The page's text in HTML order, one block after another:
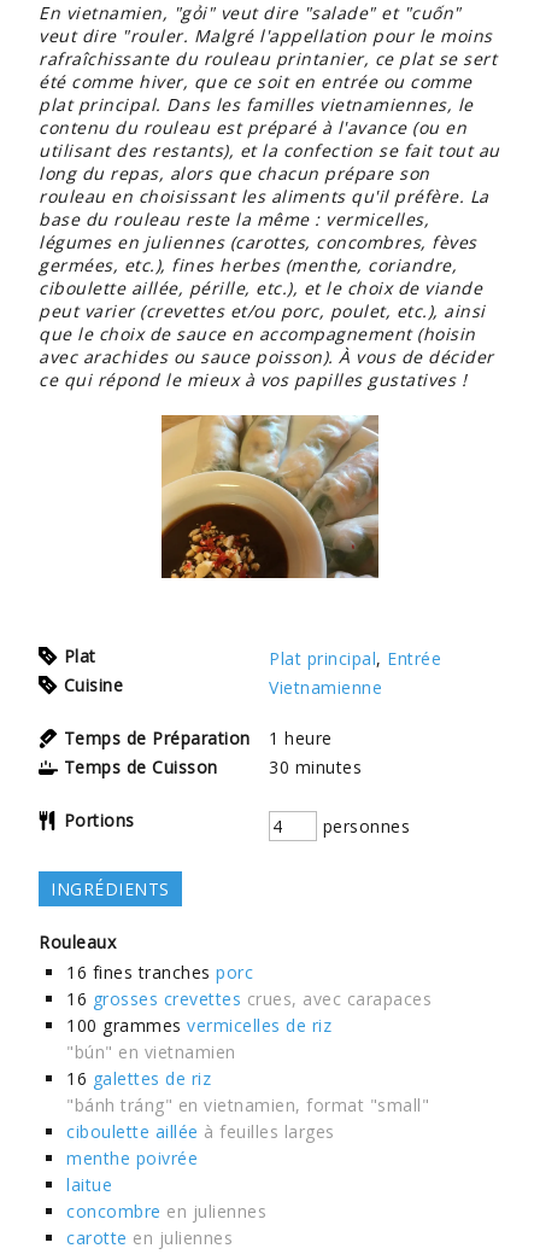
En vietnamien, "gỏi" veut dire "salade" et "cuốn"
veut dire "rouler. Malgré l'appellation pour le moins
rafraîchissante du rouleau printanier, ce plat se sert
été comme hiver, que ce soit en entrée ou comme
plat principal. Dans les familles vietnamiennes, le
contenu du rouleau est préparé à l'avance (ou en
utilisant des restants), et la confection se fait tout au
long du repas, alors que chacun prépare son
rouleau en choisissant les aliments qu'il préfère. La
base du rouleau reste la même : vermicelles,
légumes en juliennes (carottes, concombres, fèves
germées, etc.), fines herbes (menthe, coriandre,
ciboulette aillée, pérille, etc.), et le choix de viande
peut varier (crevettes et/ou porc, poulet, etc.), ainsi
que le choix de sauce en accompagnement (hoisin
avec arachides ou sauce poisson). À vous de décider
ce qui répond le mieux à vos papilles gustatives !
Plat Plat principal, Entrée
Cuisine
Vietnamienne
Temps de Préparation 1 heure
Temps de Cuisson
30 minutes
Portions personnes
INGRÉDIENTS
Rouleaux
16 fines tranches porc
16 grosses crevettes crues, avec carapaces
100 grammes vermicelles de riz
"bún" en vietnamien
16 galettes de riz
"bánh tráng" en vietnamien, format "small"
ciboulette aillée à feuilles larges
menthe poivrée
laitue
concombre en juliennes
carotte en juliennes